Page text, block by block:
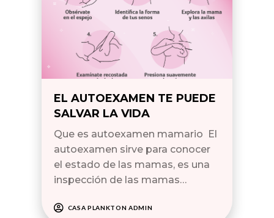
EL AUTOEXAMEN TE PUEDE
SALVAR LA VIDA
Que es autoexamen mamario El
autoexamen sirve para conocer
el estado de las mamas, es una
inspección de las mamas…
CASA PLANKTON ADMIN